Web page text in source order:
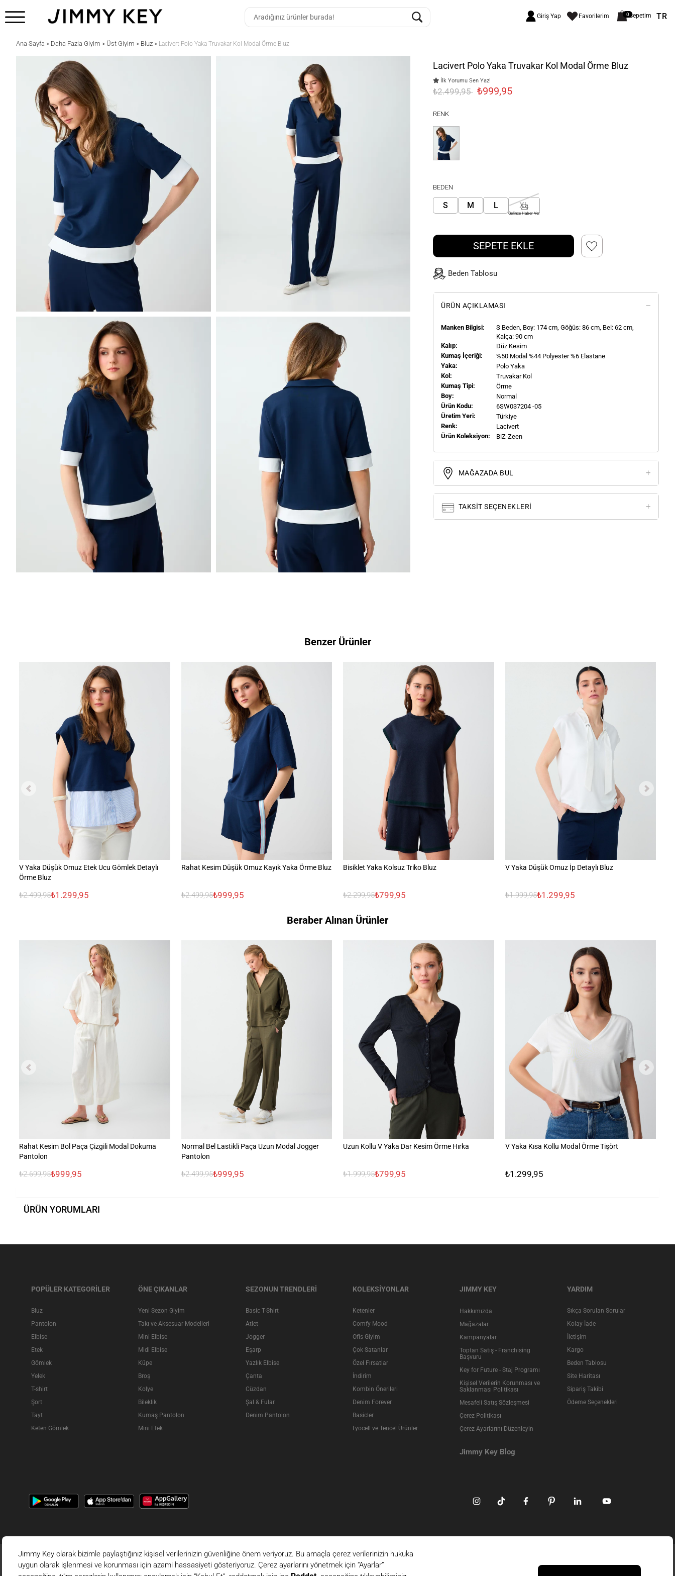
Giriş Yap Favorilerim 0Sepetim TR
Ana Sayfa > Daha Fazla Giyim > Üst Giyim > Bluz > Lacivert Polo Yaka Truvakar Kol Modal Örme Bluz
Lacivert Polo Yaka Truvakar Kol Modal Örme Bluz
İlk Yorumu Sen Yaz!
₺2.499,95 ₺999,95
RENK
BEDEN
S M L XL
Gelince Haber Ver
SEPETE EKLE
Beden Tablosu
ÜRÜN AÇIKLAMASI
Manken Bilgisi: S Beden, Boy: 174 cm, Göğüs: 86 cm, Bel: 62 cm,
Kalça: 90 cm
Kalıp:
Düz Kesim
Kumaş İçeriği:
%50 Modal %44 Polyester %6 Elastane
Yaka:
Polo Yaka
Kol:
Truvakar Kol
Kumaş Tipi:
Örme
Boy:
Normal
Ürün Kodu:
6SW037204 -05
Üretim Yeri:
Türkiye
Renk:
Lacivert
Ürün Koleksiyon:
BlZ-Zeen
MAĞAZADA BUL
TAKSIT SEÇENEKLERI
Benzer Ürünler
V Yaka Düşük Omuz Etek Ucu Gömlek Detaylı
Örme Bluz
₺2.499,95₺1.299,95
Rahat Kesim Düşük Omuz Kayık Yaka Örme Bluz
₺2.499,95₺999,95
Bisiklet Yaka Kolsuz Triko Bluz
₺2.299,95₺799,95
V Yaka Düşük Omuz İp Detaylı Bluz
₺1.999,95₺1.299,95
Beraber Alınan Ürünler
Rahat Kesim Bol Paça Çizgili Modal Dokuma
Pantolon
₺2.699,95₺999,95
Normal Bel Lastikli Paça Uzun Modal Jogger
Pantolon
₺2.499,95₺999,95
Uzun Kollu V Yaka Dar Kesim Örme Hırka
₺1.999,95₺799,95
V Yaka Kısa Kollu Modal Örme Tişört
₺1.299,95
ÜRÜN YORUMLARI
POPÜLER KATEGORİLER
Bluz
Pantolon
Elbise
Etek
Gömlek
Yelek
T-shirt
Şort
Tayt
Keten Gömlek
ÖNE ÇIKANLAR
Yeni Sezon Giyim
Takı ve Aksesuar Modelleri
Mini Elbise
Midi Elbise
Küpe
Broş
Kolye
Bileklik
Kumaş Pantolon
Mini Etek
SEZONUN TRENDLERİ
Basic T-Shirt
Atlet
Jogger
Eşarp
Yazlık Elbise
Çanta
Cüzdan
Şal & Fular
Denim Pantolon
KOLEKSİYONLAR
Ketenler
Comfy Mood
Ofis Giyim
Çok Satanlar
Özel Fırsatlar
İndirim
Kombin Önerileri
Denim Forever
Basicler
Lyocell ve Tencel Ürünler
JIMMY KEY
Hakkımızda
Mağazalar
Kampanyalar
Toptan Satış - Franchising
Başvuru
Key for Future - Staj Programı
Kişisel Verilerin Korunması ve
Saklanması Politikası
Mesafeli Satış Sözleşmesi
Çerez Politikası
Çerez Ayarlarını Düzenleyin
Jimmy Key Blog
YARDIM
Sıkça Sorulan Sorular
Kolay İade
İletişim
Kargo
Beden Tablosu
Site Haritası
Sipariş Takibi
Ödeme Seçenekleri